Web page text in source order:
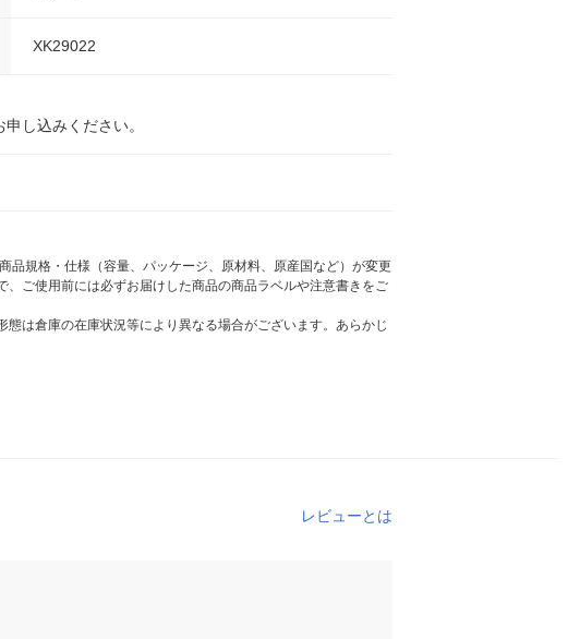
XK29022
し込みください。
品規格・仕様（容量、パッケージ、原材料、原産国など）が変更
ご使用前には必ずお届けした商品の商品ラベルや注意書きをご
は倉庫の在庫状況等により異なる場合がございます。あらかじ
レビューとは